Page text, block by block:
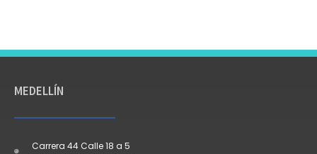
MEDELLÍN
Carrera 44 Calle 18 a 5